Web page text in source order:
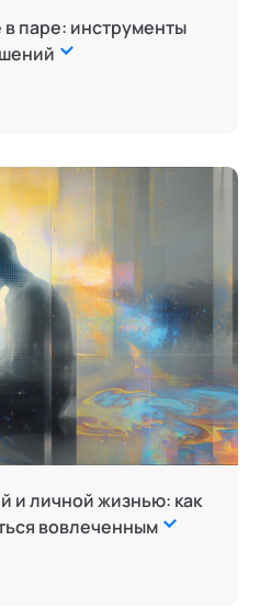
паре: инструменты
и личной жизнью: как
вовлеченным